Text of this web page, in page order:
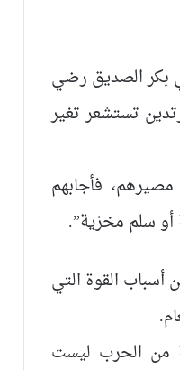
بكر الصديق رضي
تستشعر تغير
فأجابهم
سلم مخزية”.
أسباب القوة التي
من الحرب ليست